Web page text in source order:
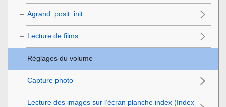
Agrand. posit. init.
Lecture de films
Réglages du volume
Capture photo
Lecture des images sur l’écran planche index (Index